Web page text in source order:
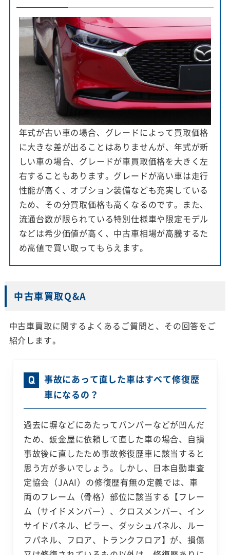
年式が古い車の場合、グレードによって買取価格
に大きな差が出ることはありませんが、年式が新
しい車の場合、グレードが車買取価格を大きく左
右することもあります。グレードが高い車は走行
性能が高く、オプション装備なども充実している
ため、その分買取価格も高くなるのです。また、
流通台数が限られている特別仕様車や限定モデル
などは希少価値が高く、中古車相場が高騰するた
め高値で買い取ってもらえます。
中古車買取Q&A
中古車買取に関するよくあるご質問と、その回答をご
紹介します。
事故にあって直した車はすべて修復歴
車になるの？
過去に塀などにあたってバンパーなどが凹んだ
ため、鈑金屋に依頼して直した車の場合、自損
事故後に直したため事故修復歴車に該当すると
思う方が多いでしょう。しかし、日本自動車査
定協会（JAAI）の修復歴有無の定義では、車
両のフレーム（骨格）部位に該当する【フレー
ム（サイドメンバー）、クロスメンバー、イン
サイドパネル、ピラー、ダッシュパネル、ルー
フパネル、フロア、トランクフロア】が、損傷